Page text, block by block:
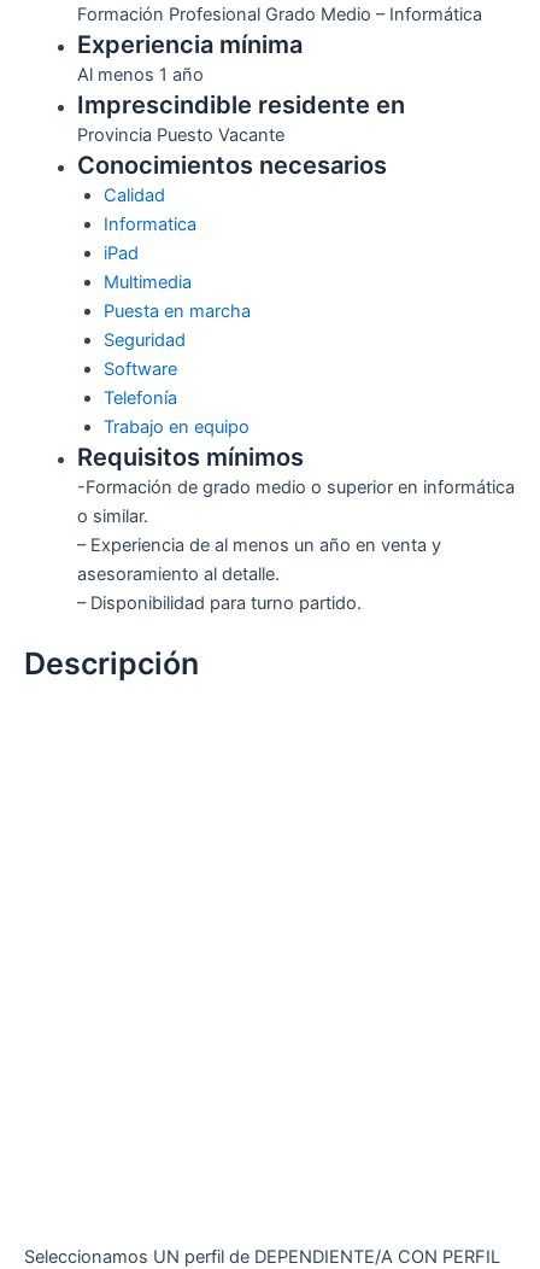
Formación Profesional Grado Medio – Informática
Experiencia mínima
Al menos 1 año
Imprescindible residente en
Provincia Puesto Vacante
Conocimientos necesarios
Calidad
Informatica
iPad
Multimedia
Puesta en marcha
Seguridad
Software
Telefonía
Trabajo en equipo
Requisitos mínimos
-Formación de grado medio o superior en informática
o similar.
– Experiencia de al menos un año en venta y
asesoramiento al detalle.
– Disponibilidad para turno partido.
Descripción
Seleccionamos UN perfil de DEPENDIENTE/A CON PERFIL